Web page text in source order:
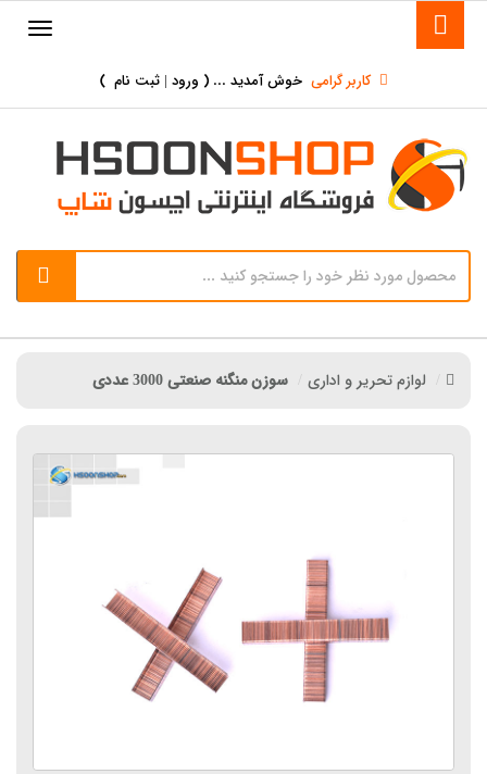
کاربر گرامی خوش آمدید ... ( ورود | ثبت نام )
لوازم تحریر و اداری سوزن منگنه صنعتی 3000 عددی